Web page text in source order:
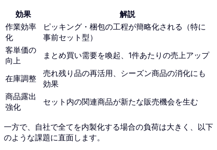
効果
解説
作業効率
化
ピッキング・梱包の工程が簡略化される（特に
事前セット型）
客単価の
向上
まとめ買い需要を喚起、1件あたりの売上アップ
在庫調整
売れ残り品の再活用、シーズン商品の消化にも
効果
商品露出
強化
セット内の関連商品が新たな販売機会を生む
一方で、自社で全てを内製化する場合の負荷は大きく、以下
のような課題に直面します。